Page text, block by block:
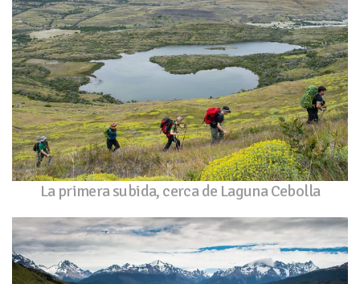
La primera subida, cerca de Laguna Cebolla